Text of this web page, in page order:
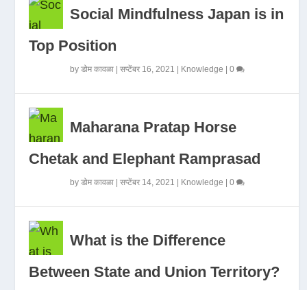
Social Mindfulness Japan is in
Top Position
byडोम कावळा |सप्टेंबर 16, 2021 Knowledge |0
Maharana Pratap Horse
Chetak and Elephant Ramprasad
byडोम कावळा |सप्टेंबर 14, 2021 Knowledge |0
What is the Difference
Between State and Union Territory?